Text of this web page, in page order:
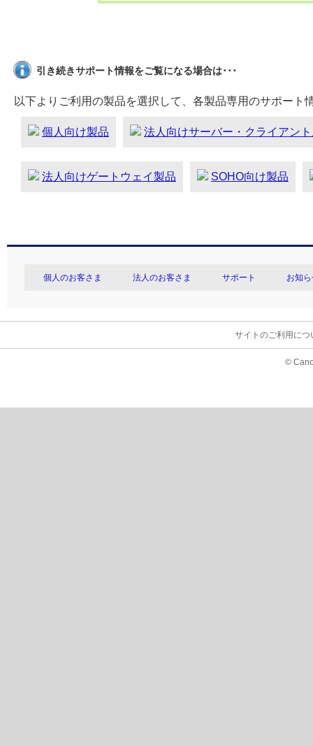
引き続きサポート情報をご覧になる場合は･･･
以下よりご利用の製品を選択して、各製品専用のサポート
個人向け製品 法人向けサーバー・クライアン
法人向けゲートウェイ製品 SOHO向け製品
個人のお客さま 法人のお客さま サポート お知
サイトのご利用につ
©